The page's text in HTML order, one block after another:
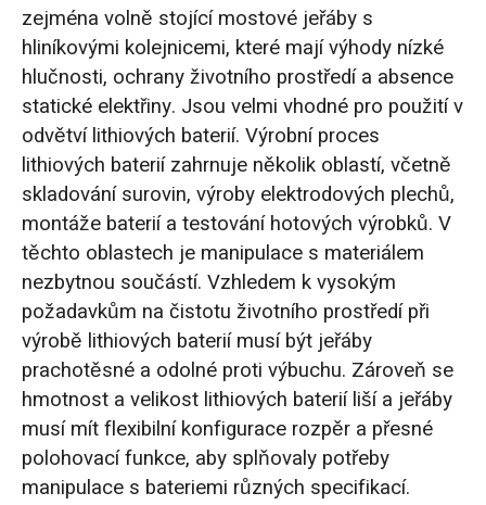
zejména volně stojící mostové jeřáby s
hliníkovými kolejnicemi, které mají výhody nízké
hlučnosti, ochrany životního prostředí a absence
statické elektřiny. Jsou velmi vhodné pro použití v
odvětví lithiových baterií. Výrobní proces
lithiových baterií zahrnuje několik oblastí, včetně
skladování surovin, výroby elektrodových plechů,
montáže baterií a testování hotových výrobků. V
těchto oblastech je manipulace s materiálem
nezbytnou součástí. Vzhledem k vysokým
požadavkům na čistotu životního prostředí při
výrobě lithiových baterií musí být jeřáby
prachotěsné a odolné proti výbuchu. Zároveň se
hmotnost a velikost lithiových baterií liší a jeřáby
musí mít flexibilní konfigurace rozpěr a přesné
polohovací funkce, aby splňovaly potřeby
manipulace s bateriemi různých specifikací.